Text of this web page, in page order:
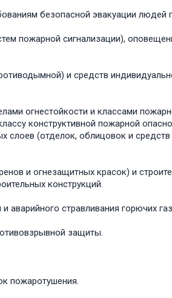
безопасной эвакуации людей
пожарной сигнализации),
и средств
огнестойкости и классами
конструктивной пожарной
слоев (отделок, облицовок и
и огнезащитных красок) и
конструкций.
стравливания горючих
защиты.
пожаротушения.